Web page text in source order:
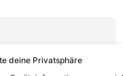
deine Privatsphäre
10 Jahren im